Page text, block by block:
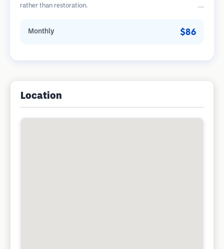
rather than restoration.
Monthly $86
Location